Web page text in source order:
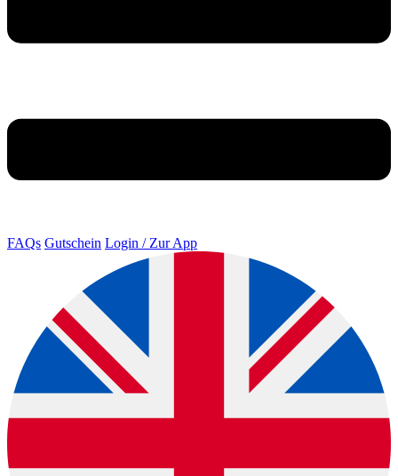
FAQs Gutschein Login / Zur App